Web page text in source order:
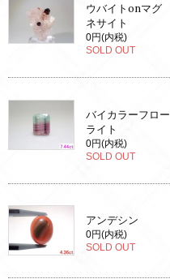
ウバイトonマグ
ネサイト
0円(内税)
SOLD OUT
バイカラーフロー
ライト
0円(内税)
SOLD OUT
アンデシン
0円(内税)
SOLD OUT